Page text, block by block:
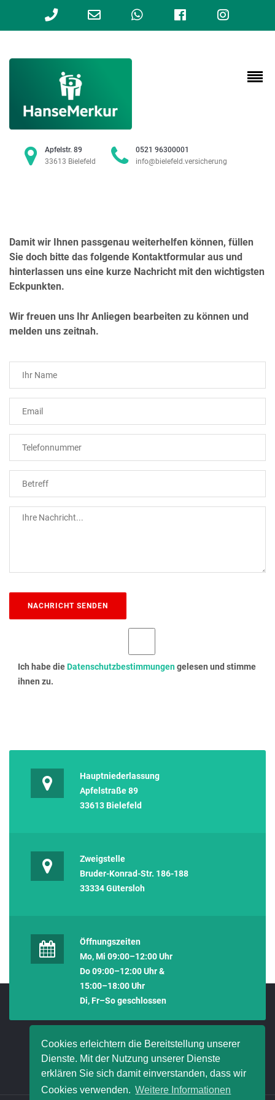
Cookies erleichtern die Bereitstellung unserer
Dienste. Mit der Nutzung unserer Dienste
erklären Sie sich damit einverstanden, dass wir
Cookies verwenden. Weitere Informationen
Apfelstr. 89
33613 Bielefeld
0521 96300001
info@bielefeld.versicherung
Damit wir Ihnen passgenau weiterhelfen können, füllen
Sie doch bitte das folgende Kontaktformular aus und
hinterlassen uns eine kurze Nachricht mit den wichtigsten
Eckpunkten.
Wir freuen uns Ihr Anliegen bearbeiten zu können und
melden uns zeitnah.
Ich habe dieDatenschutzbestimmungengelesen und stimme
ihnen zu.
Hauptniederlassung
Apfelstraße 89
33613 Bielefeld
Zweigstelle
Bruder-Konrad-Str. 186-188
33334 Gütersloh
Öffnungszeiten
Mo, Mi 09:00–12:00 Uhr
Do 09:00–12:00 Uhr &
15:00–18:00 Uhr
Di, Fr–So geschlossen
Phone
calling
Email
WhatsAppFacebook